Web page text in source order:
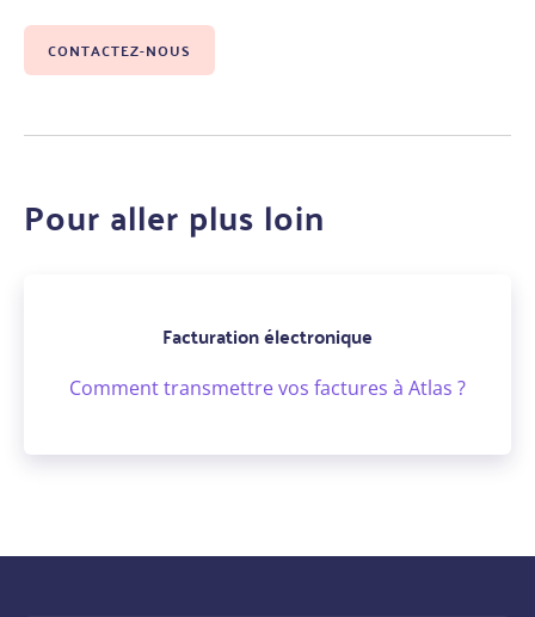
CONTACTEZ-NOUS
Pour aller plus loin
Facturation électronique
Comment transmettre vos factures à Atlas ?